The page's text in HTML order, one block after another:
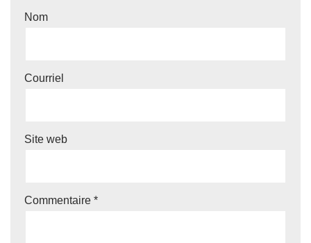
Nom
Courriel
Site web
Commentaire *